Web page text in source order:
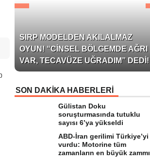
SIRP MODELDEN AKILALMAZ
OYUN! “CINSEL BÖLGEMDE AĞRI
VAR, TECAVÜZE UĞRADIM” DEDI!
SON DAKİKA HABERLERİ
Gülistan Doku
soruşturmasında tutuklu
sayısı 6’ya yükseldi
ABD-İran gerilimi Türkiye’yi
vurdu: Motorine tüm
zamanların en büyük zammı